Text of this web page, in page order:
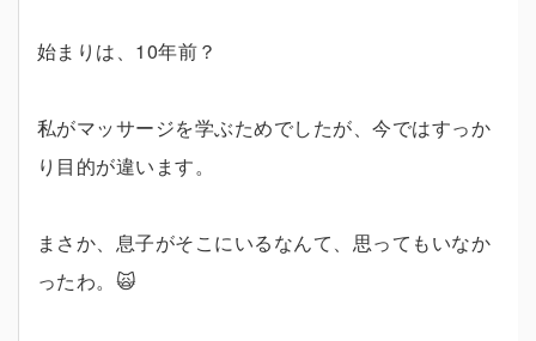
始まりは、10年前？
私がマッサージを学ぶためでしたが、今ではすっか
り目的が違います。
まさか、息子がそこにいるなんて、思ってもいなか
ったわ。🙀